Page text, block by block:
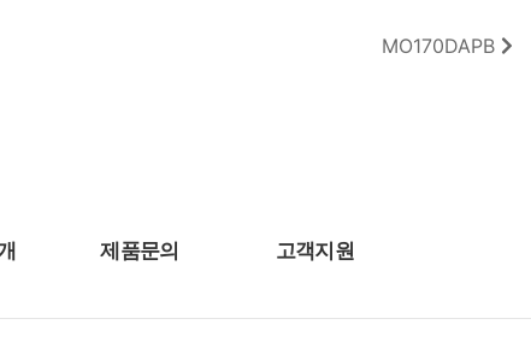
제품문의 고객지원
MO170DAPB